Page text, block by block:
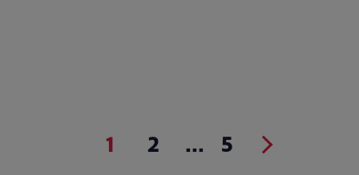
1 2 ... 5